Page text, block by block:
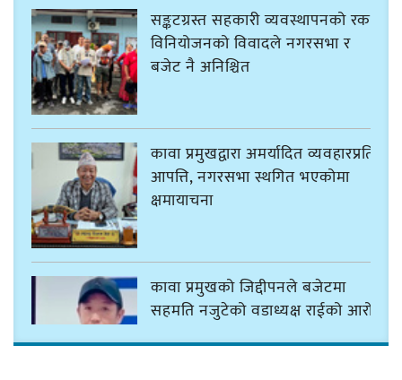
सङ्कटग्रस्त सहकारी व्यवस्थापनको रकम
विनियोजनको विवादले नगरसभा र
बजेट नै अनिश्चित
कावा प्रमुखद्वारा अमर्यादित व्यवहारप्रति
आपत्ति, नगरसभा स्थगित भएकोमा
क्षमायाचना
कावा प्रमुखको जिद्दीपनले बजेटमा
सहमति नजुटेको वडाध्यक्ष राईको आरोप